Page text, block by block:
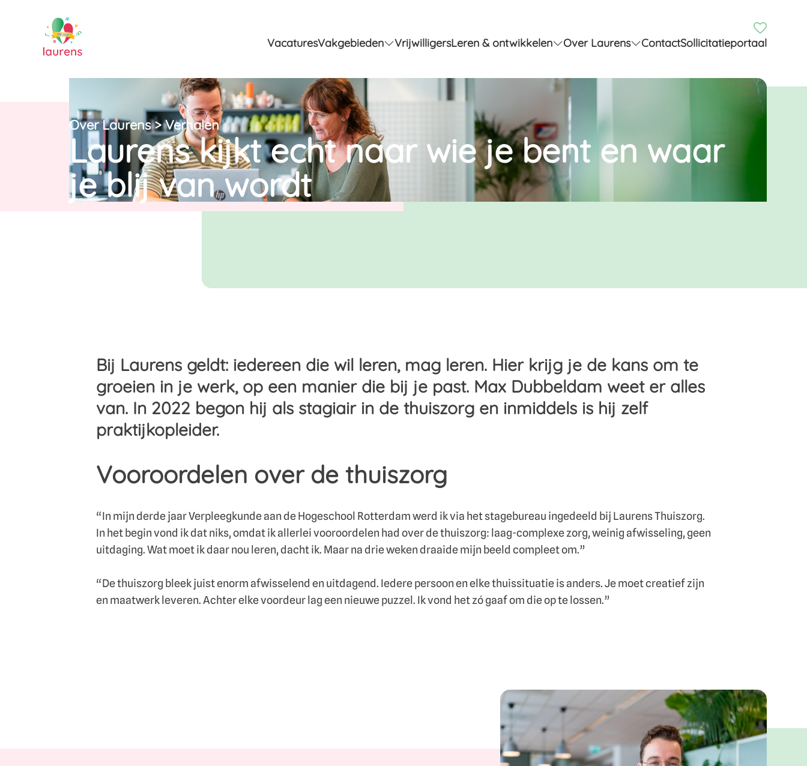
VacaturesVakgebieden VrijwilligersLeren & ontwikkelen Over Laurens ContactSollicitatieportaal
Over Laurens>Verhalen
Laurens kijkt echt naar wie je bent en waar
je blij van wordt
Bij Laurens geldt: iedereen die wil leren, mag leren. Hier krijg je de kans om te
groeien in je werk, op een manier die bij je past. Max Dubbeldam weet er alles
van. In 2022 begon hij als stagiair in de thuiszorg en inmiddels is hij zelf
praktijkopleider.
Vooroordelen over de thuiszorg
“In mijn derde jaar Verpleegkunde aan de Hogeschool Rotterdam werd ik via het stagebureau ingedeeld bij Laurens Thuiszorg.
In het begin vond ik dat niks, omdat ik allerlei vooroordelen had over de thuiszorg: laag-complexe zorg, weinig afwisseling, geen
uitdaging. Wat moet ik daar nou leren, dacht ik. Maar na drie weken draaide mijn beeld compleet om.”
“De thuiszorg bleek juist enorm afwisselend en uitdagend. Iedere persoon en elke thuissituatie is anders. Je moet creatief zijn
en maatwerk leveren. Achter elke voordeur lag een nieuwe puzzel. Ik vond het zó gaaf om die op te lossen.”